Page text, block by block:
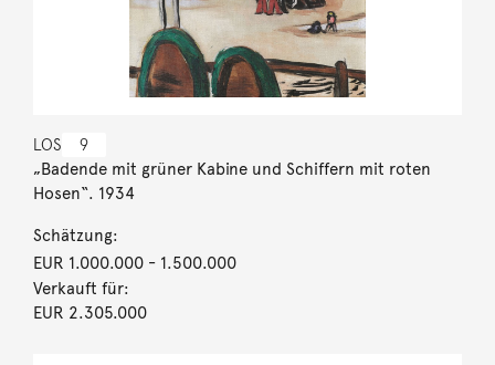
LOS 9
„Badende mit grüner Kabine und Schiffern mit roten
Hosen“. 1934
Schätzung:
EUR 1.000.000- 1.500.000
Verkauft für:
EUR 2.305.000